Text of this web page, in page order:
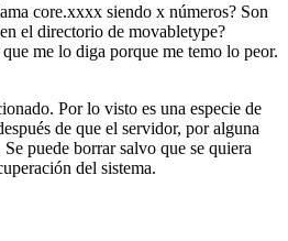
core.xxxx siendo x números? Son
el directorio de movabletype?
me lo diga porque me temo lo peor.
Por lo visto es una especie de
de que el servidor, por alguna
puede borrar salvo que se quiera
del sistema.